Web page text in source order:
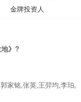
金牌投资人
》?
家铭,张英,王羿均,李珀,